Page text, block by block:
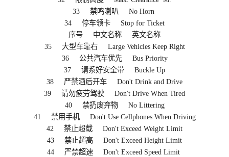
33 禁鸣喇叭 No Horn
34 停车领卡 Stop for Ticket
序号 中文名称 英文名称
35 大型车靠右 Large Vehicles Keep Right
36 公共汽车优先 Bus Priority
37 请系好安全带 Buckle Up
38 严禁酒后开车 Don't Drink and Drive
39 请勿疲劳驾驶 Don't Drive When Tired
40 禁扔废弃物 No Littering
41 禁用手机 Don't Use Cellphones When Driving
42 禁止超载 Don't Exceed Weight Limit
43 禁止超高 Don't Exceed Height Limit
44 严禁超速 Don't Exceed Speed Limit